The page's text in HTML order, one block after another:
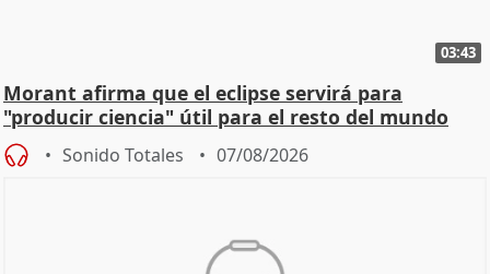
03:43
Morant afirma que el eclipse servirá para
"producir ciencia" útil para el resto del mundo
Sonido Totales 07/08/2026